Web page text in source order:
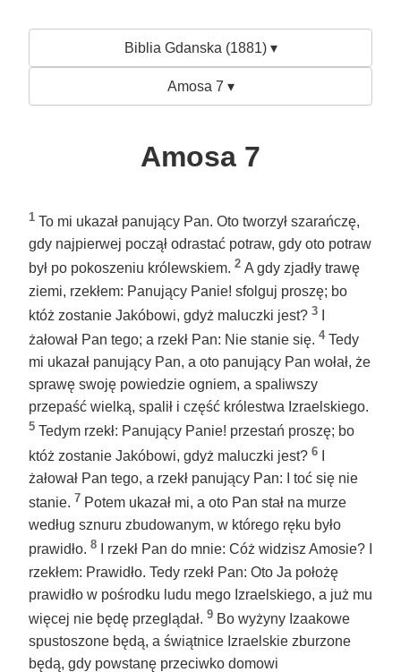
Biblia Gdanska (1881) ▾
Amosa 7 ▾
Amosa 7
1 To mi ukazał panujący Pan. Oto tworzył szarańczę,
gdy najpierwej począł odrastać potraw, gdy oto potraw
był po pokoszeniu królewskiem. 2 A gdy zjadły trawę
ziemi, rzekłem: Panujący Panie! sfolguj proszę; bo
któż zostanie Jakóbowi, gdyż maluczki jest? 3
żałował Pan tego; a rzekł Pan: Nie stanie się. 4 Tedy
mi ukazał panujący Pan, a oto panujący Pan wołał, że
sprawę swoję powiedzie ogniem, a spaliwszy
przepaść wielką, spalił i część królestwa Izraelskiego.
5 Tedym rzekł: Panujący Panie! przestań proszę; bo
któż zostanie Jakóbowi, gdyż maluczki jest? 6
żałował Pan tego, a rzekł panujący Pan: I toć się nie
stanie. 7 Potem ukazał mi, a oto Pan stał na murze
według sznuru zbudowanym, w którego ręku było
prawidło. 8
I rzekł Pan do mnie: Cóż widzisz Amosie? I
rzekłem: Prawidło. Tedy rzekł Pan: Oto Ja położę
prawidło w pośrodku ludu mego Izraelskiego, a już mu
więcej nie będę przeglądał. 9 Bo wyżyny Izaakowe
spustoszone będą, a świątnice Izraelskie zburzone
będą, gdy powstanę przeciwko domowi